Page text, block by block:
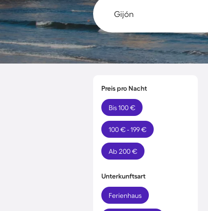
Preis pro Nacht
Bis 100 €
100 € - 199 €
Ab 200 €
Unterkunftsart
Ferienhaus